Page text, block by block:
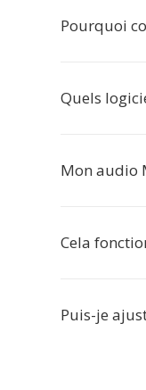
Pourquoi
Quels
Mon audio
Cela
Puis-je